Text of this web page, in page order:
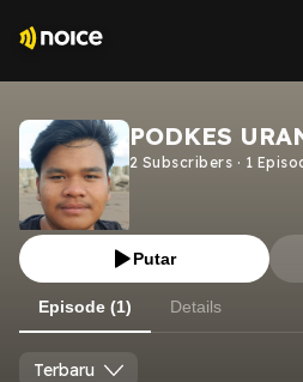
PODKES
2 Subscribers · 1
Putar
Episode (1) Details
Terbaru